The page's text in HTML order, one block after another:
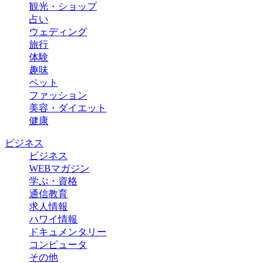
観光・ショップ
占い
ウェディング
旅行
体験
趣味
ペット
ファッション
美容・ダイエット
健康
ビジネス
ビジネス
WEBマガジン
学ぶ・資格
通信教育
求人情報
ハワイ情報
ドキュメンタリー
コンピュータ
その他